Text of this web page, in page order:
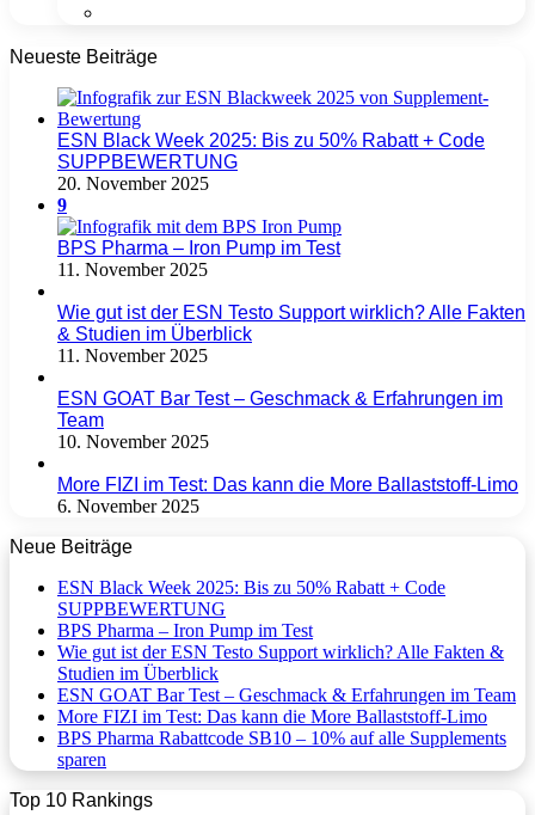
Neueste Beiträge
ESN Black Week 2025: Bis zu 50% Rabatt + Code
SUPPBEWERTUNG
20. November 2025
9
BPS Pharma – Iron Pump im Test
11. November 2025
Wie gut ist der ESN Testo Support wirklich? Alle Fakten
& Studien im Überblick
11. November 2025
ESN GOAT Bar Test – Geschmack & Erfahrungen im
Team
10. November 2025
More FIZI im Test: Das kann die More Ballaststoff-Limo
6. November 2025
Neue Beiträge
ESN Black Week 2025: Bis zu 50% Rabatt + Code
SUPPBEWERTUNG
BPS Pharma – Iron Pump im Test
Wie gut ist der ESN Testo Support wirklich? Alle Fakten &
Studien im Überblick
ESN GOAT Bar Test – Geschmack & Erfahrungen im Team
More FIZI im Test: Das kann die More Ballaststoff-Limo
BPS Pharma Rabattcode SB10 – 10% auf alle Supplements
sparen
Top 10 Rankings